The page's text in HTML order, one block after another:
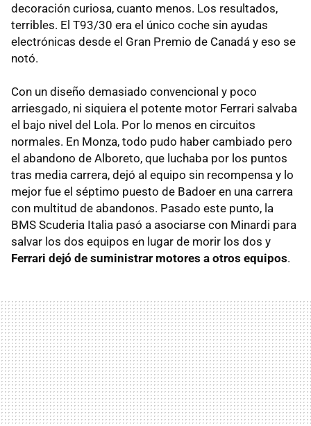
decoración curiosa, cuanto menos. Los resultados,
terribles. El T93/30 era el único coche sin ayudas
electrónicas desde el Gran Premio de Canadá y eso se
notó.
Con un diseño demasiado convencional y poco
arriesgado, ni siquiera el potente motor Ferrari salvaba
el bajo nivel del Lola. Por lo menos en circuitos
normales. En Monza, todo pudo haber cambiado pero
el abandono de Alboreto, que luchaba por los puntos
tras media carrera, dejó al equipo sin recompensa y lo
mejor fue el séptimo puesto de Badoer en una carrera
con multitud de abandonos. Pasado este punto, la
BMS Scuderia Italia pasó a asociarse con Minardi para
salvar los dos equipos en lugar de morir los dos y
Ferrari dejó de suministrar motores a otros equipos.